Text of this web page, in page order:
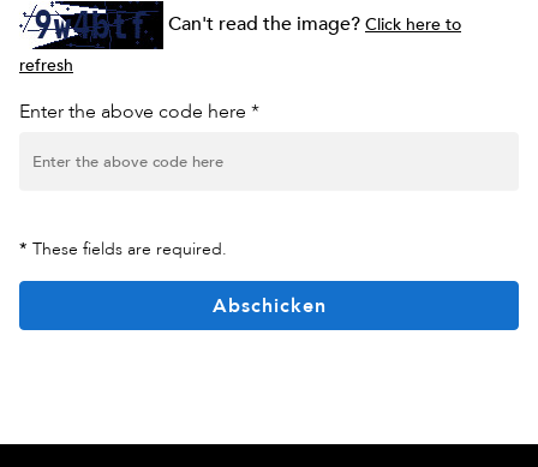
Can't read the image?Click here to
refresh
Enter the above code here *
* These fields are required.
Abschicken